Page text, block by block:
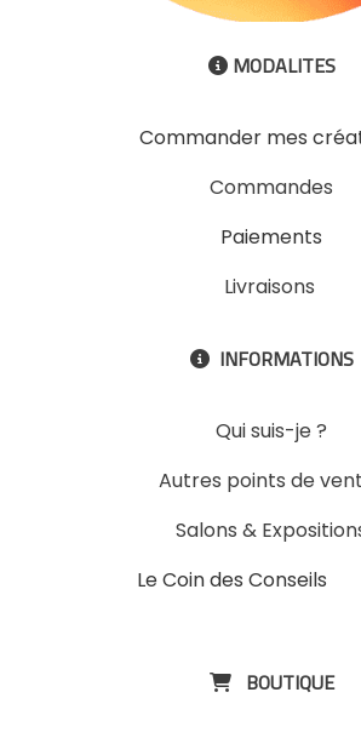
 MODALITES
Commander mes
Commandes
Paiements
Livraisons
 INFORMATIONS
Qui suis-je ?
Autres points de
Salons &
Le Coin des Conseils
 BOUTIQUE